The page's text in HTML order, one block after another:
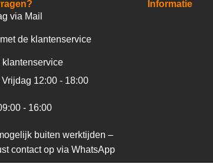
via Mail
de klantenservice
klantenservice
12:00 - 18:00
- 16:00
buiten werktijden –
contact op via WhatsApp
Informatie